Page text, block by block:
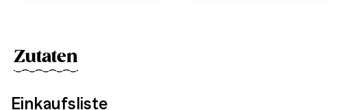
Zutaten